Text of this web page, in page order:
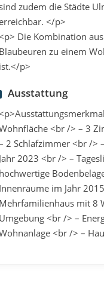
zudem die Städte
erreichbar. </p>
Die Kombination
Blaubeuren zu einem
ist.</p>
Ausstattung
<br /> – 3
2 Schlafzimmer <br />
Jahr 2023 <br /> –
hochwertige
Innenräume im Jahr
Mehrfamilienhaus mit 8
Umgebung <br /> –
<br /> –